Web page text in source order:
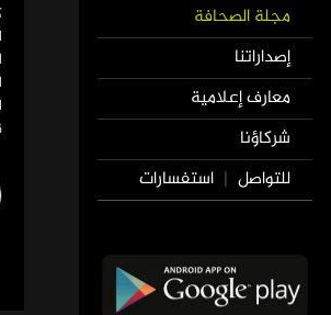
مجلة الصحافة
إصداراتنا
معارف إعلامية
شركاؤنا
للتواصل | استفسارات